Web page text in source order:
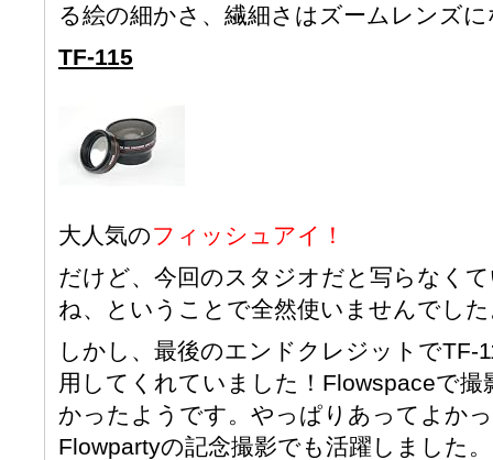
る絵の細かさ、繊細さはズームレンズ
TF-115
大人気のフィッシュアイ！
だけど、今回のスタジオだと写らなく
ね、ということで全然使いませんでし
しかし、最後のエンドクレジットでTF-
用してくれていました！Flowspaceで
かったようです。やっぱりあってよか
Flowpartyの記念撮影でも活躍しました。